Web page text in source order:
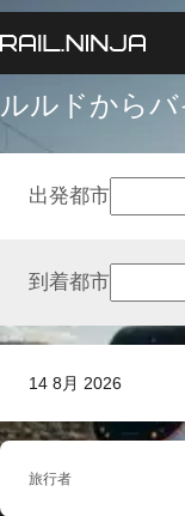
ルルドから
14 8月 2026
出発都市
到着都市
旅行者